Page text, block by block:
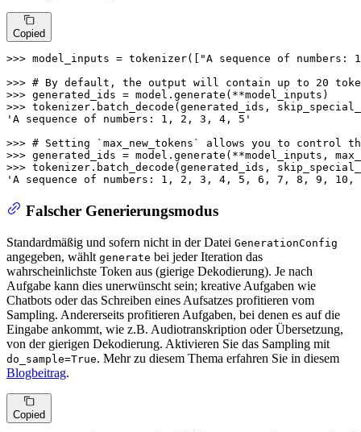
Copied
>>> model_inputs = tokenizer([
"A sequence of numbers:
>>> # By default, the output will contain up to 20
>>>
>>> tokenizer.batch_decode(generated_ids,
'A sequence of numbers: 1, 2, 3, 4, 5'
>>> # Setting `max_new_tokens` allows you to control
>>> generated_ids = model.generate(**model_inputs,
>>> tokenizer.batch_decode(generated_ids,
'A sequence of numbers: 1, 2, 3, 4, 5, 6, 7, 8, 9,
Falscher Generierungsmodus
Standardmäßig und sofern nicht in der Datei GenerationConfig
angegeben, wählt generate bei jeder Iteration das
wahrscheinlichste Token aus (gierige Dekodierung). Je nach
Aufgabe kann dies unerwünscht sein; kreative Aufgaben wie
Chatbots oder das Schreiben eines Aufsatzes profitieren vom
Sampling. Andererseits profitieren Aufgaben, bei denen es auf die
Eingabe ankommt, wie z.B. Audiotranskription oder Übersetzung,
von der gierigen Dekodierung. Aktivieren Sie das Sampling mit
do_sample=True. Mehr zu diesem Thema erfahren Sie in diesem
Blogbeitrag.
Copied